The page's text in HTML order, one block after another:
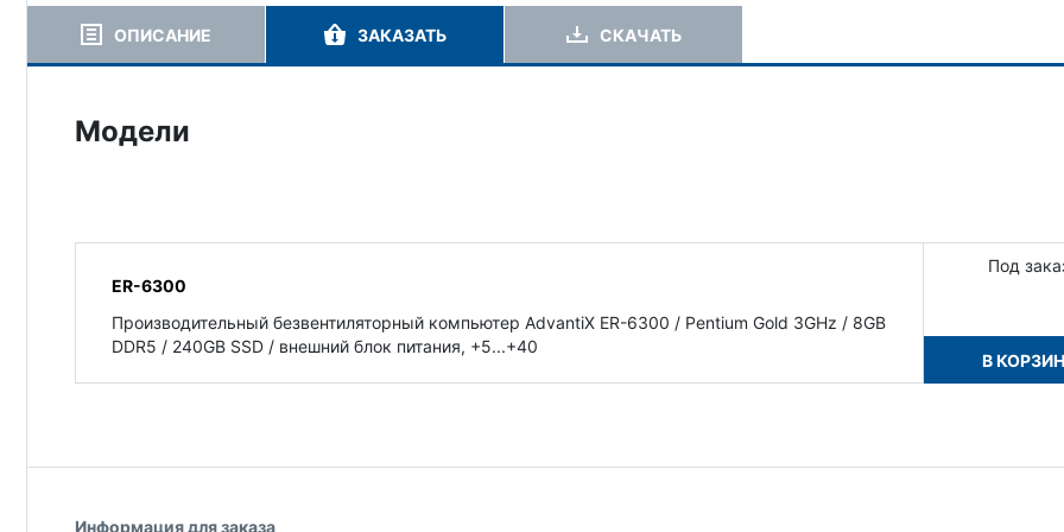
ОПИСАНИЕ ЗАКАЗАТЬ СКАЧАТЬ
Модели
ER-6300
Производительный безвентиляторный компьютер AdvantiX ER-6300 / Pentium Gold 3GHz / 8GB
DDR5 / 240GB SSD / внешний блок питания, +5...+40
Под
В
Информация для заказа